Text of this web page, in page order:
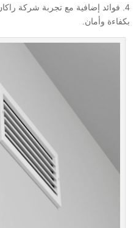
4. فوائد إضافية مع تجربة شركة
بكفاءة وأمان.